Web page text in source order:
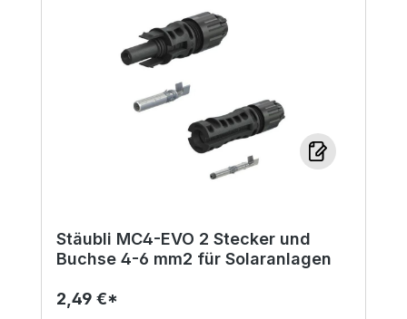
Stäubli MC4-EVO 2 Stecker und
Buchse 4-6 mm2 für Solaranlagen
2,49 €*